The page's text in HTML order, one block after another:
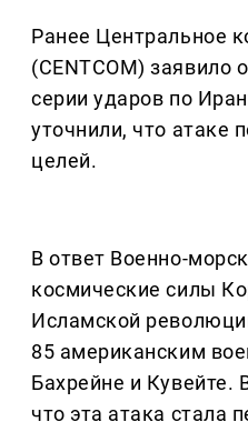
Ранее Центральное
(CENTCOM) заявило
серии ударов по
уточнили, что атаке
целей.
В ответ Военно-
космические силы
Исламской
85 американским
Бахрейне и Кувейте.
что эта атака стала